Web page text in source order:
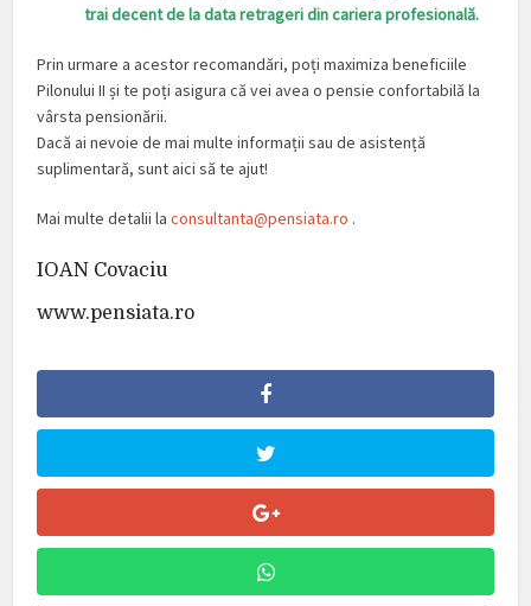
trai decent de la data retrageri din cariera profesională.
Prin urmare a acestor recomandări, poți maximiza beneficiile
Pilonului II și te poți asigura că vei avea o pensie confortabilă la
vârsta pensionării.
Dacă ai nevoie de mai multe informații sau de asistență
suplimentară, sunt aici să te ajut!
Mai multe detalii laconsultanta@pensiata.ro .
IOAN Covaciu
www.pensiata.ro